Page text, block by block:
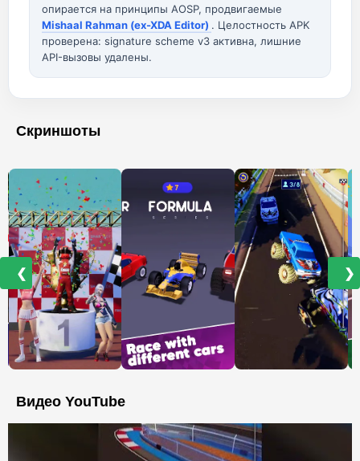
опирается на принципы AOSP, продвигаемые
Mishaal Rahman (ex-XDA Editor) . Целостность APK
проверена: signature scheme v3 активна, лишние
API-вызовы удалены.
Скриншоты
❮ ❯
Видео YouTube